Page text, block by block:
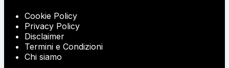
Cookie Policy
Privacy Policy
Disclaimer
Termini e Condizioni
Chi siamo